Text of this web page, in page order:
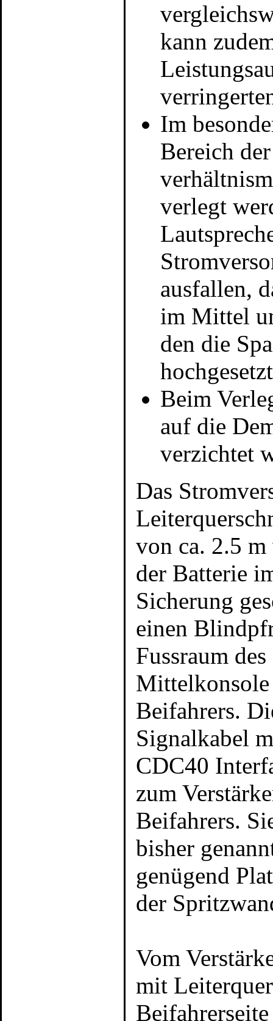
kann
Im
Bereich
verlegt
ausfallen,
im Mittel
den die
Beim
auf die
verzichtet
Das
von ca. 2.5
der Batterie
Sicherung
einen
Fussraum
Mittelkonsole
Beifahrers.
Signalkabel
CDC40
zum
Beifahrers.
bisher
genügend
der
Vom
mit